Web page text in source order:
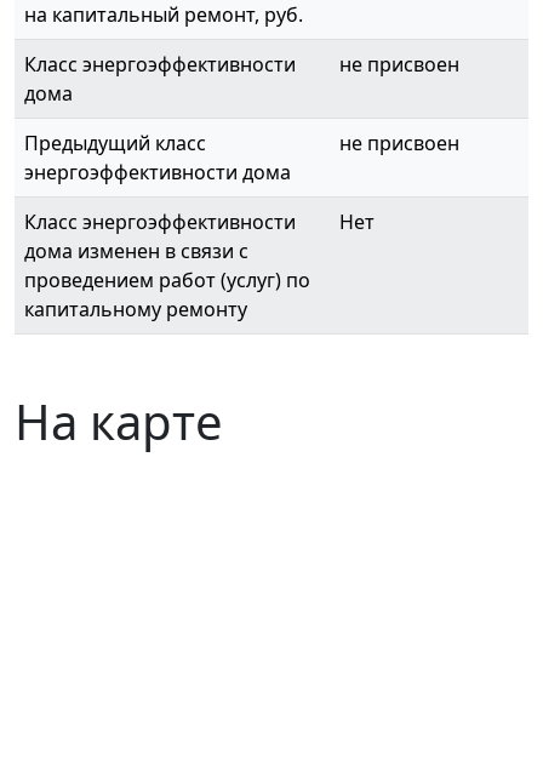
на капитальный ремонт, руб.
Класс энергоэффективности
дома
не присвоен
Предыдущий класс
энергоэффективности дома
не присвоен
Класс энергоэффективности
дома изменен в связи с
проведением работ (услуг) по
капитальному ремонту
Нет
На карте